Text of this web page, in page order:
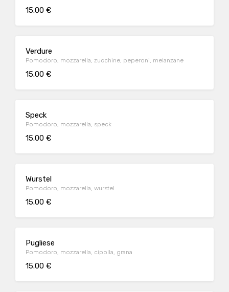
15.00 €
Verdure
Pomodoro, mozzarella, zucchine, peperoni, melanzane
15.00 €
Speck
Pomodoro, mozzarella, speck
15.00 €
Wurstel
Pomodoro, mozzarella, wurstel
15.00 €
Pugliese
Pomodoro, mozzarella, cipolla, grana
15.00 €